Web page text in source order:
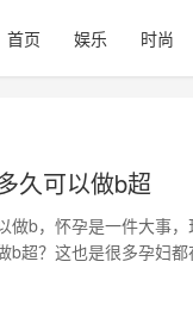
首页 娱乐 时尚
久可以做b超
做b，怀孕是一件大事
b超？这也是很多孕妇